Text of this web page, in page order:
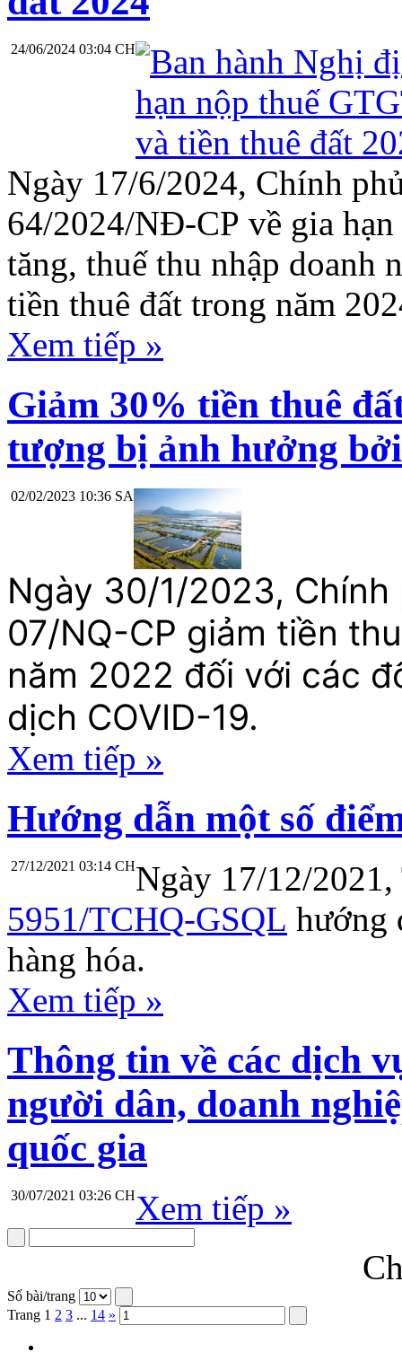
24/06/2024 03:04 CH
Ngày 17/6/2024, Chính
64/2024/NĐ-CP về gia
tăng, thuế thu nhập doanh
tiền thuê đất trong năm
Xem tiếp »
Giảm 30% tiền thuê
tượng bị ảnh hưởng
02/02/2023 10:36 SA
Ngày 30/1/2023,
07/NQ-CP giảm tiền
năm 2022 đối với các
dịch COVID-19.
Xem tiếp »
Hướng dẫn một số
27/12/2021 03:14 CHNgày 17/12/
5951/TCHQ-GSQL hướng
hàng hóa.
Xem tiếp »
Thông tin về các dịch
người dân, doanh
quốc gia
30/07/2021 03:26 CHXem tiếp »
Số bài/trang
Trang 1 2 3 ... 14 »